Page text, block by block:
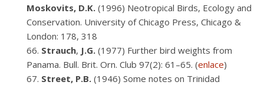
Moskovits, D.K. (1996) Neotropical Birds, Ecology and
Conservation. University of Chicago Press, Chicago &
London: 178, 318
Strauch, J.G. (1977) Further bird weights from
Panama. Bull. Brit. Orn. Club 97(2): 61–65. (enlace)
Street, P.B. (1946) Some notes on Trinidad